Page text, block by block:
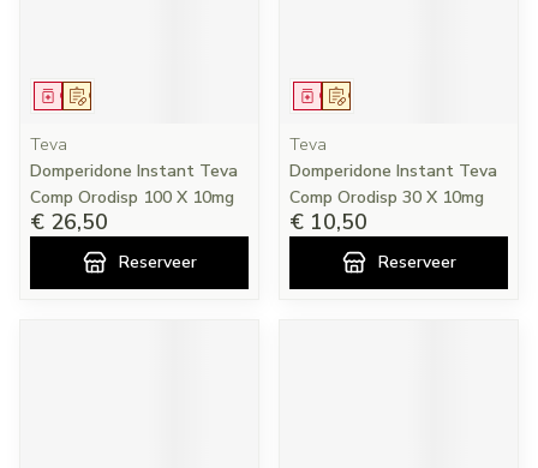
Op voorschrift
Geneesmiddel
Teva
Domperidone Instant Teva
Comp Orodisp 100 X 10mg
€ 26,50
Reserveer
Op voorschrift
Geneesmiddel
Teva
Domperidone Instant Teva
Comp Orodisp 30 X 10mg
€ 10,50
Reserveer